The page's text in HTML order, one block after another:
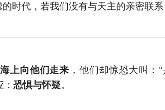
时代，若我们没有与天主的亲密联
上向他们走来 ，他们却惊恐大叫： “
：恐惧与怀疑。